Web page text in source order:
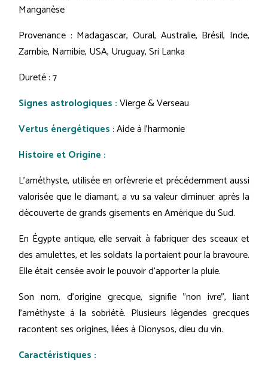
Manganèse
Provenance : Madagascar, Oural, Australie, Brésil, Inde,
Zambie, Namibie, USA, Uruguay, Sri Lanka
Dureté : 7
Signes astrologiques :Vierge & Verseau
Vertus énergétiques: Aide à l’harmonie
Histoire et Origine :
L'améthyste, utilisée en orfèvrerie et précédemment aussi
valorisée que le diamant, a vu sa valeur diminuer après la
découverte de grands gisements en Amérique du Sud.
En Égypte antique, elle servait à fabriquer des sceaux et
des amulettes, et les soldats la portaient pour la bravoure.
Elle était censée avoir le pouvoir d'apporter la pluie.
Son nom, d'origine grecque, signifie "non ivre", liant
l'améthyste à la sobriété. Plusieurs légendes grecques
racontent ses origines, liées à Dionysos, dieu du vin.
Caractéristiques :